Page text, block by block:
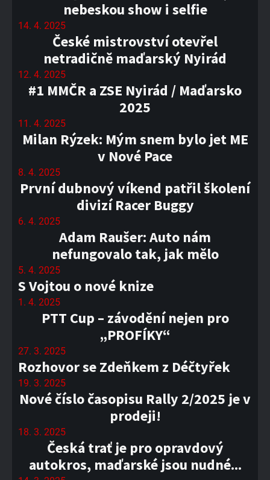
nebeskou show i selfie
14. 4. 2025
České mistrovství otevřel
netradičně maďarský Nyirád
12. 4. 2025
#1 MMČR a ZSE Nyirád / Maďarsko
2025
11. 4. 2025
Milan Rýzek: Mým snem bylo jet ME
v Nové Pace
8. 4. 2025
První dubnový víkend patřil školení
divizí Racer Buggy
6. 4. 2025
Adam Raušer: Auto nám
nefungovalo tak, jak mělo
5. 4. 2025
S Vojtou o nové knize
1. 4. 2025
PTT Cup – závodění nejen pro
„PROFÍKY“
27. 3. 2025
Rozhovor se Zdeňkem z Déčtyřek
19. 3. 2025
Nové číslo časopisu Rally 2/2025 je v
prodeji!
18. 3. 2025
Česká trať je pro opravdový
autokros, maďarské jsou nudné...